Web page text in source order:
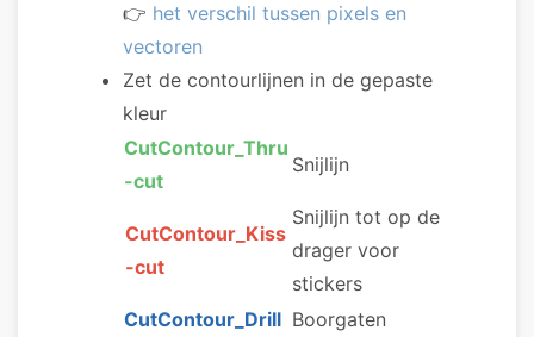
👉 het verschil tussen pixels en
vectoren
Zet de contourlijnen in de gepaste
kleur
CutContour_Thru
-cut
Snijlijn
CutContour_Kiss
-cut
Snijlijn tot op de
drager voor
stickers
CutContour_Drill Boorgaten